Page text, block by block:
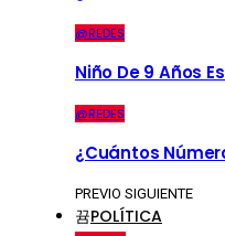
@REDES
Niño De 9 Años
@REDES
¿Cuántos
PREVIO SIGUIENTE
POLÍTICA